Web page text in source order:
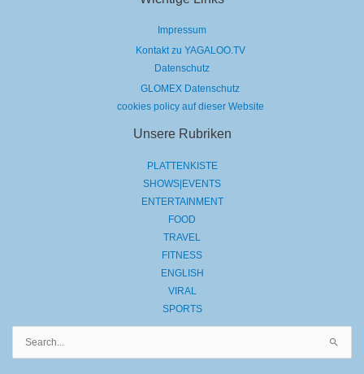
Impressum
Kontakt zu YAGALOO.TV
Datenschutz
GLOMEX Datenschutz
cookies policy auf dieser Website
Unsere Rubriken
PLATTENKISTE
SHOWS|EVENTS
ENTERTAINMENT
FOOD
TRAVEL
FITNESS
ENGLISH
VIRAL
SPORTS